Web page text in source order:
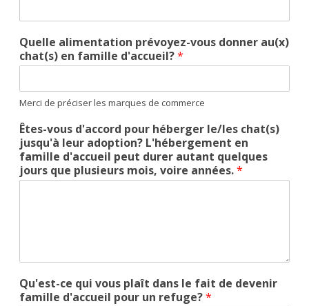
Quelle alimentation prévoyez-vous donner au(x)
chat(s) en famille d'accueil?*
Merci de préciser les marques de commerce
Êtes-vous d'accord pour héberger le/les chat(s)
jusqu'à leur adoption? L'hébergement en
famille d'accueil peut durer autant quelques
jours que plusieurs mois, voire années.*
Qu'est-ce qui vous plaît dans le fait de devenir
famille d'accueil pour un refuge?*